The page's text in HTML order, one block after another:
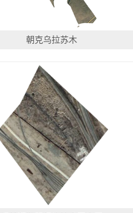
朝克乌拉苏木